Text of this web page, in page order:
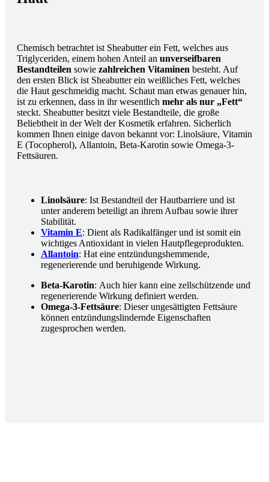
Chemisch betrachtet ist Sheabutter ein Fett, welches aus
Triglyceriden, einem hohen Anteil an unverseifbaren
Bestandteilen sowie zahlreichen Vitaminen besteht. Auf
den ersten Blick ist Sheabutter ein weißliches Fett, welches
die Haut geschmeidig macht. Schaut man etwas genauer hin,
ist zu erkennen, dass in ihr wesentlich mehr als nur „Fett“
steckt. Sheabutter besitzt viele Bestandteile, die große
Beliebtheit in der Welt der Kosmetik erfahren. Sicherlich
kommen Ihnen einige davon bekannt vor: Linolsäure, Vitamin
E (Tocopherol), Allantoin, Beta-Karotin sowie Omega-3-
Fettsäuren.
Linolsäure: Ist Bestandteil der Hautbarriere und ist
unter anderem beteiligt an ihrem Aufbau sowie ihrer
Stabilität.
Vitamin E: Dient als Radikalfänger und ist somit ein
wichtiges Antioxidant in vielen Hautpflegeprodukten.
Allantoin: Hat eine entzündungshemmende,
regenerierende und beruhigende Wirkung.
Beta-Karotin: Auch hier kann eine zellschützende und
regenerierende Wirkung definiert werden.
Omega-3-Fettsäure: Dieser ungesättigten Fettsäure
können entzündungslindernde Eigenschaften
zugesprochen werden.